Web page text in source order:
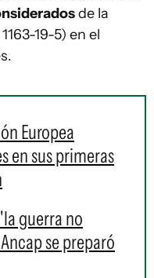
de la
19-5) en el
Europea
en sus primeras
guerra no
se preparó